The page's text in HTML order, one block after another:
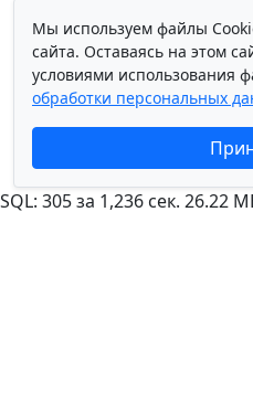
Мы используем файлы
сайта. Оставаясь на этом
условиями использования
обработки персональных
SQL: 305 за 1,236 сек. 26.22